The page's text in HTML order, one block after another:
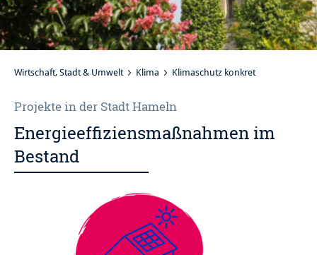
Wirtschaft, Stadt & Umwelt Klima Klimaschutz konkret
Projekte in der Stadt Hameln
Energieeffiziensmaßnahmen im
Bestand